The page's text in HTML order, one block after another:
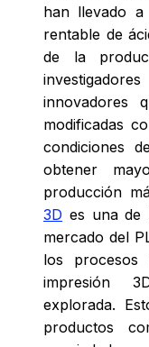
han llevado
rentable de
de la
innovadores
modificadas
condiciones
obtener
producción
3D es una de
mercado del
los procesos
impresión
explorada.
productos